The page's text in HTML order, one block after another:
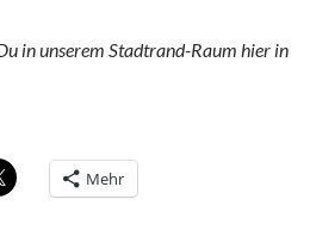
in unserem Stadtrand-Raum hier in
Mehr